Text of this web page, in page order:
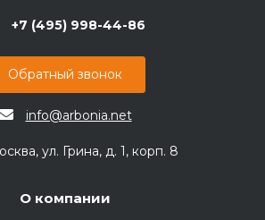
+7 (495) 998-44-86
Обратный звонок
info@arbonia.net
ул. Грина, д. 1, корп. 8
О компании